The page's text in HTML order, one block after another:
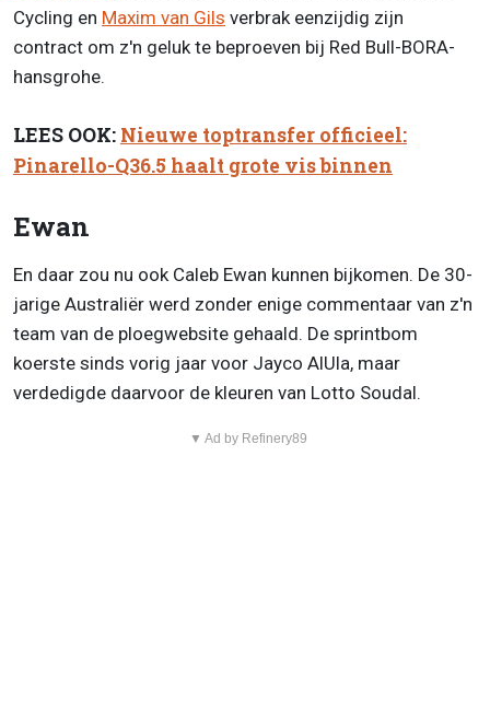
Cycling en Maxim van Gils verbrak eenzijdig zijn
contract om z'n geluk te beproeven bij Red Bull-BORA-
hansgrohe.
LEES OOK: Nieuwe toptransfer officieel:
Pinarello-Q36.5 haalt grote vis binnen
Ewan
En daar zou nu ook Caleb Ewan kunnen bijkomen. De 30-
jarige Australiër werd zonder enige commentaar van z'n
team van de ploegwebsite gehaald. De sprintbom
koerste sinds vorig jaar voor Jayco AlUla, maar
verdedigde daarvoor de kleuren van Lotto Soudal.
▼ Ad by Refinery89